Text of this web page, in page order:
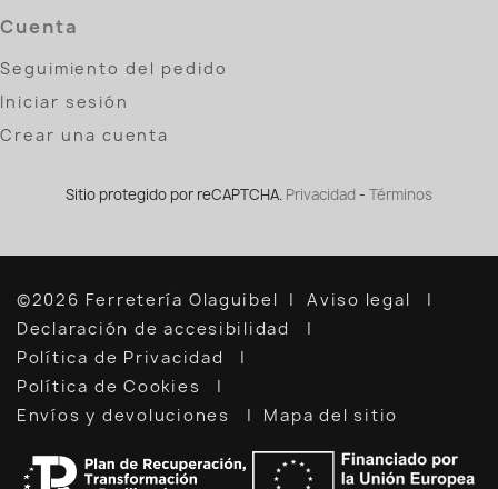
Cuenta
Seguimiento del pedido
Iniciar sesión
Crear una cuenta
Sitio protegido por reCAPTCHA. Privacidad - Términos
©2026 Ferretería Olaguibel
Aviso legal
Declaración de accesibilidad
Política de Privacidad
Política de Cookies
Envíos y devoluciones
Mapa del sitio